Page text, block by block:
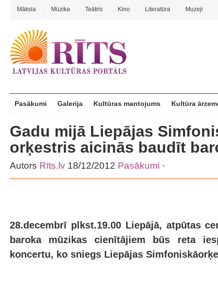
Māksla Mūzika Teātris Kino Literatūra Muzeji
Pasākumi Galerija Kultūras mantojums Kultūra
Gadu mijā Liepājas
orķestris aicinās baudīt
Autors Rīts.lv 18/12/2012 Pasākumi ·
28.decembrī plkst.19.00 Liepājā, atpūtas
baroka mūzikas cienītājiem būs reta
koncertu, ko sniegs Liepājas